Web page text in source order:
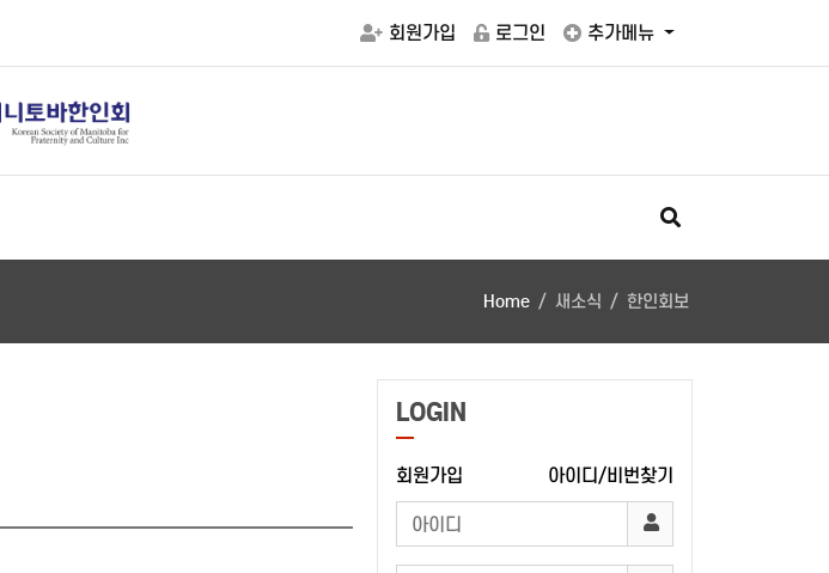
회원가입 로그인 추가메뉴
Home 새소식 한인회보
LOGIN
회원가입 아이디/비번찾기